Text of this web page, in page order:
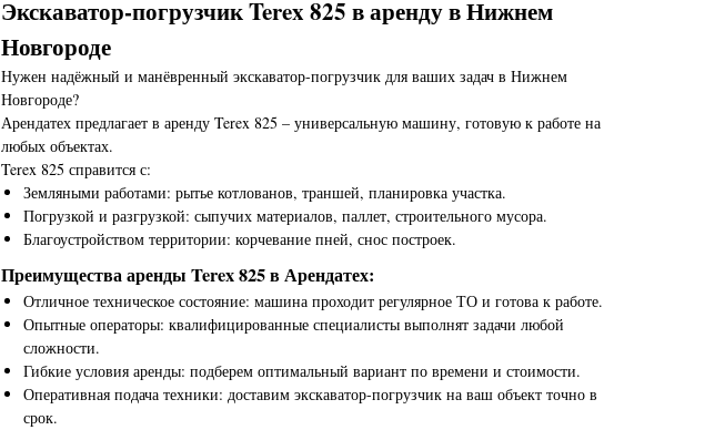
Экскаватор-погрузчик Terex 825 в аренду в Нижнем
Новгороде
Нужен надёжный и манёвренный экскаватор-погрузчик для ваших задач в Нижнем
Новгороде?
Арендатех предлагает в аренду Terex 825 – универсальную машину, готовую к работе на
любых объектах.
Terex 825 справится с:
Земляными работами: рытье котлованов, траншей, планировка участка.
Погрузкой и разгрузкой: сыпучих материалов, паллет, строительного мусора.
Благоустройством территории: корчевание пней, снос построек.
Преимущества аренды Terex 825 в Арендатех:
Отличное техническое состояние: машина проходит регулярное ТО и готова к работе.
Опытные операторы: квалифицированные специалисты выполнят задачи любой
сложности.
Гибкие условия аренды: подберем оптимальный вариант по времени и стоимости.
Оперативная подача техники: доставим экскаватор-погрузчик на ваш объект точно в
срок.